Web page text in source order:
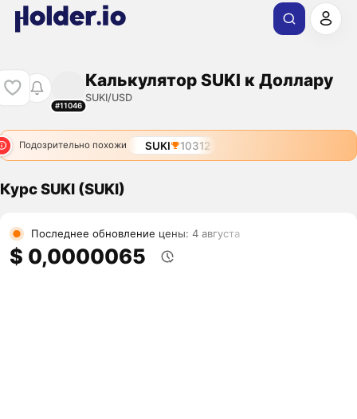
#11046
Калькулятор SUKI к Доллару
SUKI/USD
Подозрительно похожи SUKI 10312
Курс SUKI (SUKI)
Последнее обновление цены: 4 августа
$ 0,0000065